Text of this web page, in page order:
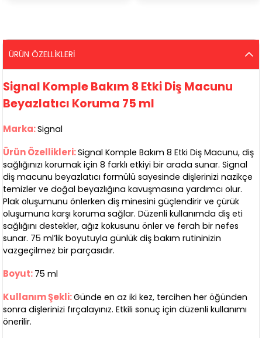
ÜRÜN ÖZELLIKLERI
Signal Komple Bakım 8 Etki Diş Macunu
Beyazlatıcı Koruma 75 ml
Marka:Signal
Ürün Özellikleri:Signal Komple Bakım 8 Etki Diş Macunu, diş
sağlığınızı korumak için 8 farklı etkiyi bir arada sunar. Signal
diş macunu beyazlatıcı formülü sayesinde dişlerinizi nazikçe
temizler ve doğal beyazlığına kavuşmasına yardımcı olur.
Plak oluşumunu önlerken diş minesini güçlendirir ve çürük
oluşumuna karşı koruma sağlar. Düzenli kullanımda diş eti
sağlığını destekler, ağız kokusunu önler ve ferah bir nefes
sunar. 75 ml’lik boyutuyla günlük diş bakım rutininizin
vazgeçilmez bir parçasıdır.
Boyut: 75 ml
Kullanım Şekli:Günde en az iki kez, tercihen her öğünden
sonra dişlerinizi fırçalayınız. Etkili sonuç için düzenli kullanımı
önerilir.